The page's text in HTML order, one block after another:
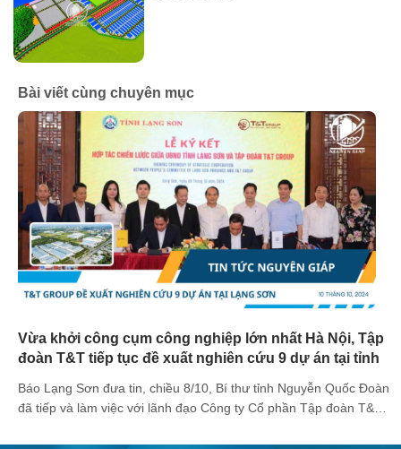
Bài viết cùng chuyên mục
Vừa khởi công cụm công nghiệp lớn nhất Hà Nội, Tập
đoàn T&T tiếp tục đề xuất nghiên cứu 9 dự án tại tỉnh
Báo Lạng Sơn đưa tin, chiều 8/10, Bí thư tỉnh Nguyễn Quốc Đoàn
đã tiếp và làm việc với lãnh đạo Công ty Cổ phần Tập đoàn T&T.